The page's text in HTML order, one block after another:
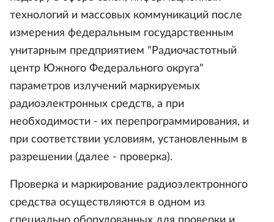
технологий и массовых коммуникаций после
измерения федеральным государственным
унитарным предприятием "Радиочастотный
центр Южного Федерального округа"
параметров излучений маркируемых
радиоэлектронных средств, а при
необходимости - их перепрограммирования, и
при соответствии условиям, установленным в
разрешении (далее - проверка).
Проверка и маркирование радиоэлектронного
средства осуществляются в одном из